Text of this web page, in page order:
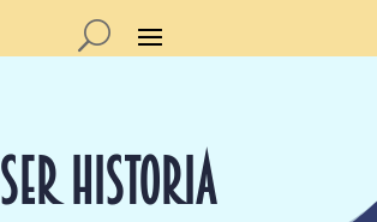
SER HISTORIA